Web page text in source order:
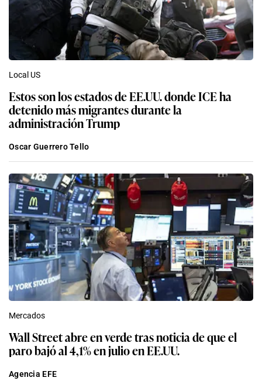
Local US
Estos son los estados de EE.UU. donde ICE ha
detenido más migrantes durante la
administración Trump
Oscar Guerrero Tello
Mercados
Wall Street abre en verde tras noticia de que el
paro bajó al 4,1% en julio en EE.UU.
Agencia EFE